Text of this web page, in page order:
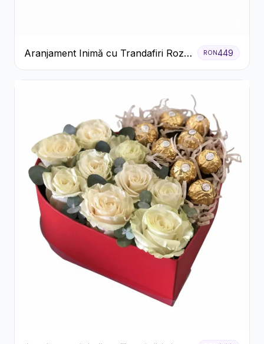
Aranjament Inimă cu Trandafiri Roz
și Gypsophila Albă
RON449